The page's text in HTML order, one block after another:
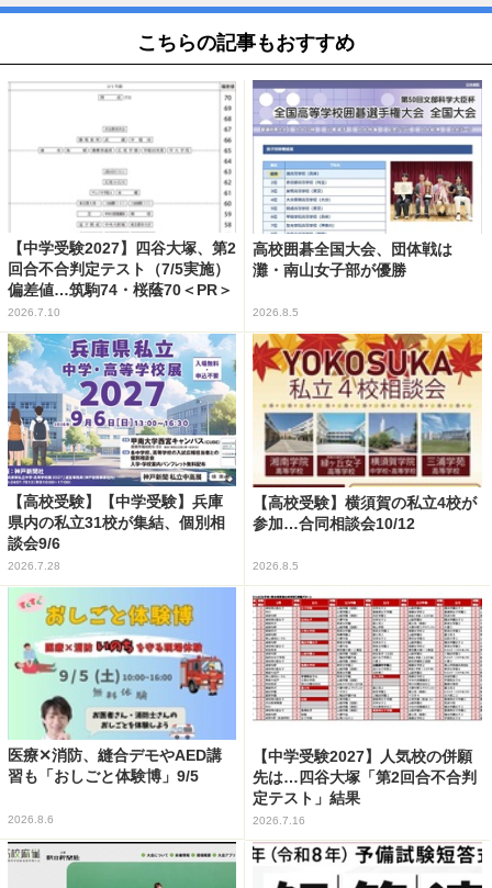
こちらの記事もおすすめ
【中学受験2027】四谷大塚、第2
回合不合判定テスト（7/5実施）
偏差値…筑駒74・桜蔭70＜PR＞
2026.7.10
高校囲碁全国大会、団体戦は
灘・南山女子部が優勝
2026.8.5
【高校受験】【中学受験】兵庫
県内の私立31校が集結、個別相
談会9/6
2026.7.28
【高校受験】横須賀の私立4校が
参加…合同相談会10/12
2026.8.5
医療✕消防、縫合デモやAED講
習も「おしごと体験博」9/5
2026.8.6
【中学受験2027】人気校の併願
先は…四谷大塚「第2回合不合判
定テスト」結果
2026.7.16